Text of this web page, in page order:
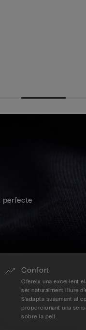
perfecte
Confort
Ofereix una excel·lent
ser naturalment lliure
S’adapta suaument al
proporcionant una
sobre la pell.